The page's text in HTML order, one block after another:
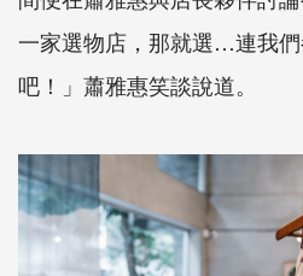
一家選物店，那就選…連我
吧！」蕭雅惠笑談說道。